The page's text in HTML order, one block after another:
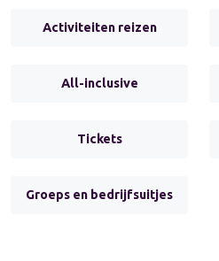
Activiteiten reizen
All-inclusive
Tickets
Groeps en bedrijfsuitjes